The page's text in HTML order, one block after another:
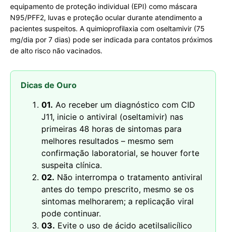
equipamento de proteção individual (EPI) como máscara
N95/PFF2, luvas e proteção ocular durante atendimento a
pacientes suspeitos. A quimioprofilaxia com oseltamivir (75
mg/dia por 7 dias) pode ser indicada para contatos próximos
de alto risco não vacinados.
Dicas de Ouro
01. Ao receber um diagnóstico com CID
J11, inicie o antiviral (oseltamivir) nas
primeiras 48 horas de sintomas para
melhores resultados – mesmo sem
confirmação laboratorial, se houver forte
suspeita clínica.
02. Não interrompa o tratamento antiviral
antes do tempo prescrito, mesmo se os
sintomas melhorarem; a replicação viral
pode continuar.
03. Evite o uso de ácido acetilsalicílico